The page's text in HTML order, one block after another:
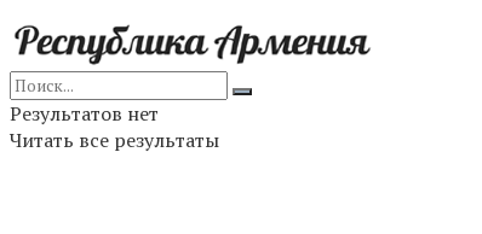
Результатов нет
Читать все результаты